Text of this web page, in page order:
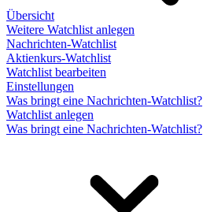
Übersicht
Weitere Watchlist anlegen
Nachrichten-Watchlist
Aktienkurs-Watchlist
Watchlist bearbeiten
Einstellungen
Was bringt eine Nachrichten-Watchlist?
Watchlist anlegen
Was bringt eine Nachrichten-Watchlist?